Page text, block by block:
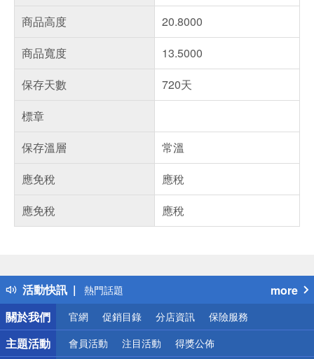
商品高度
20.8000
商品寬度
13.5000
保存天數
720天
標章
保存溫層
常溫
應免稅
應稅
應免稅
應稅
活動快訊
得獎公告
熱門話題
銀行優惠
偏遠地區配送
詐騙網頁！請小心！
more
關於我們
官網 促銷目錄 分店資訊 保險服務
主題活動 會員活動 注目活動 得獎公佈